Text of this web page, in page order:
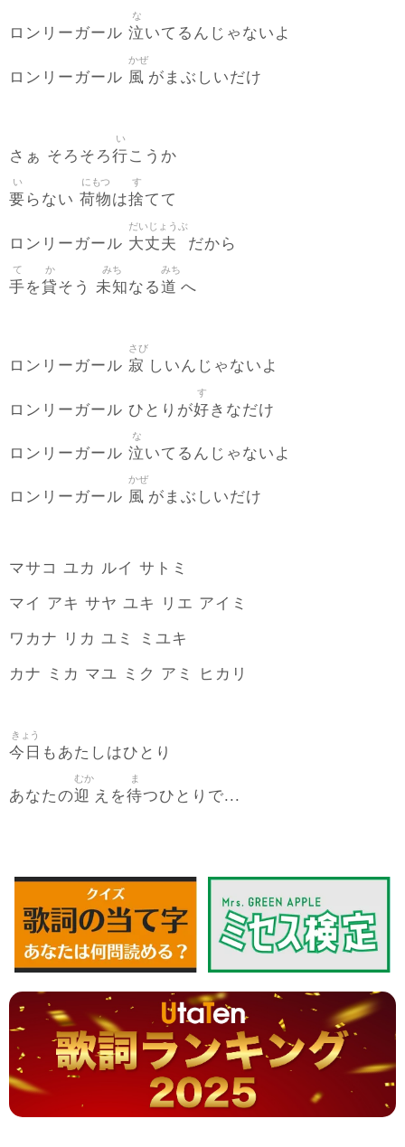
ロンリーガール 泣
な
いてるんじゃないよ
ロンリーガール 風
かぜ
がまぶしいだけ
さぁ そろそろ行
い
こうか
要
い
らない 荷物
にもつ
は捨
す
てて
ロンリーガール 大丈夫
だいじょうぶ
だから
手
て
を貸
か
そう 未知
みち
なる道
みち
へ
ロンリーガール 寂
さび
しいんじゃないよ
ロンリーガール ひとりが好
す
きなだけ
ロンリーガール 泣
な
いてるんじゃないよ
ロンリーガール 風
かぜ
がまぶしいだけ
マサコ ユカ ルイ サトミ
マイ アキ サヤ ユキ リエ アイミ
ワカナ リカ ユミ ミユキ
カナ ミカ マユ ミク アミ ヒカリ
今日
きょう
もあたしはひとり
あなたの迎
むか
えを待
ま
つひとりで...